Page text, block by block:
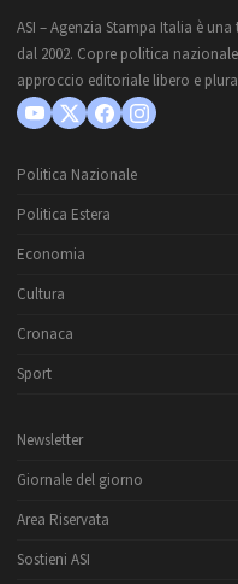
ASI – Agenzia Stampa Italia è
dal 2002. Copre politica
approccio editoriale libero e
Politica Nazionale
Politica Estera
Economia
Cultura
Cronaca
Sport
Newsletter
Giornale del giorno
Area Riservata
Sostieni ASI